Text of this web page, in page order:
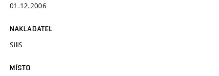
01.12.2006
NAKLADATEL
SiliS
MÍSTO